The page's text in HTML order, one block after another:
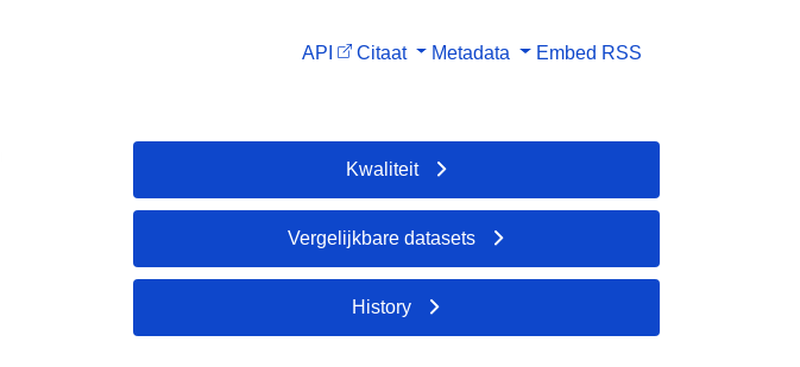
API Citaat Metadata Embed RSS
Kwaliteit
Vergelijkbare datasets
History